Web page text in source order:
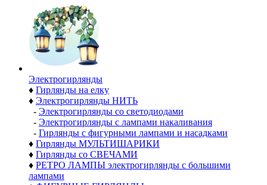
Электро­гирлянды
♦ Гирлянды на елку
♦ Электрогирлянды НИТЬ
- Электрогирлянды со светодиодами
- Электрогирлянды с лампами накаливания
- Гирлянды с фигурными лампами и насадками
♦ Гирлянды МУЛЬТИШАРИКИ
♦ Гирлянды со СВЕЧАМИ
♦ РЕТРО ЛАМПЫ электрогирлянды с большими
лампами